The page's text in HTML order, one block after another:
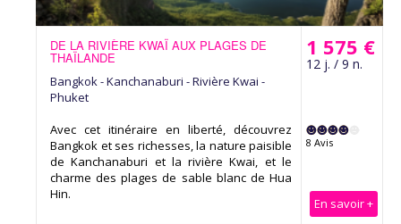
1 575 €
12 j. / 9 n.
8 Avis
En savoir +
DE LA RIVIÈRE KWAÏ AUX PLAGES DE
THAÏLANDE
Bangkok - Kanchanaburi - Rivière Kwai -
Phuket
Avec cet itinéraire en liberté, découvrez
Bangkok et ses richesses, la nature paisible
de Kanchanaburi et la rivière Kwai, et le
charme des plages de sable blanc de Hua
Hin.